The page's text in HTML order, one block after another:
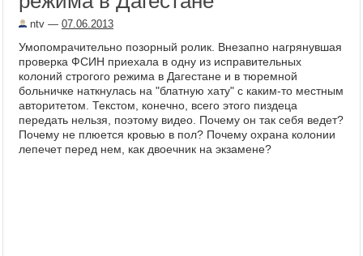
Архив
Фототоп
Видеотоп
ntv — 07.06.2013
Умопомрачительно позорный ролик. Внезапно нагрянувшая
проверка ФСИН приехала в одну из исправительных
колоний строгого режима в Дагестане и в тюремной
больничке наткнулась на "блатную хату" с каким-то местным
авторитетом. Текстом, конечно, всего этого пиздеца
передать нельзя, поэтому видео. Почему он так себя ведет?
Почему не плюется кровью в пол? Почему охрана колонии
лепечет перед нем, как двоечник на экзамене?